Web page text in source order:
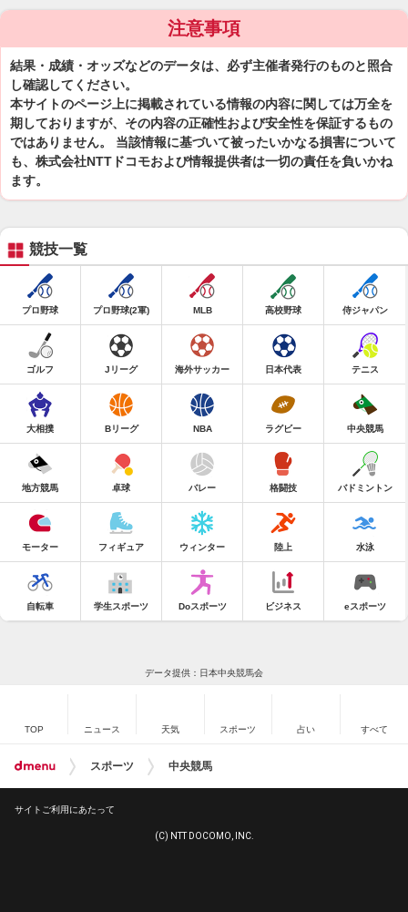
注意事項
結果・成績・オッズなどのデータは、必ず主催者発行のものと照合
し確認してください。
本サイトのページ上に掲載されている情報の内容に関しては万全を
期しておりますが、その内容の正確性および安全性を保証するもの
ではありません。 当該情報に基づいて被ったいかなる損害について
も、株式会社NTTドコモおよび情報提供者は一切の責任を負いかね
ます。
競技一覧
プロ野球 プロ野球(2軍) MLB 高校野球 侍ジャパン
ゴルフ Jリーグ 海外サッカー 日本代表 テニス
大相撲 Bリーグ NBA ラグビー 中央競馬
地方競馬 卓球 バレー 格闘技 バドミントン
モーター フィギュア ウィンター 陸上 水泳
自転車 学生スポーツ Doスポーツ ビジネス eスポーツ
データ提供：日本中央競馬会
TOP ニュース 天気 スポーツ 占い すべて
スポーツ 中央競馬
サイトご利用にあたって
(C) NTT DOCOMO, INC.